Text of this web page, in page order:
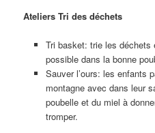
Ateliers Tri des déchets
Tri basket: trie les
possible dans la bonne
Sauver l’ours: les enfants
montagne avec dans leur
poubelle et du miel à
tromper.